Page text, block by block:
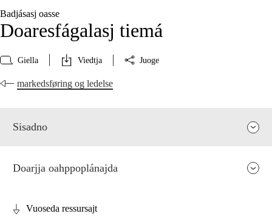
Badjásasj oasse
Doaresfágalasj tiemá
Giella Viedtja Juoge
markedsføring og ledelse
Sisadno
Doarjja oahppoplánajda
Vuoseda ressursajt